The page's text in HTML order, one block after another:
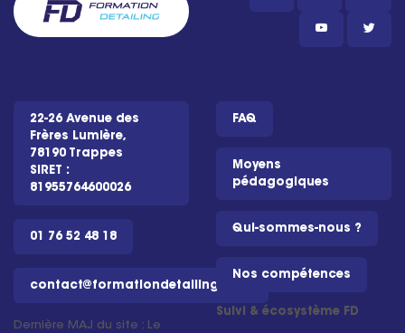
22-26 Avenue des
Frères Lumière,
78190 Trappes
SIRET :
81955764600026
01 76 52 48 18
contact@formationdetailing.com
Dernière MAJ du site : Le
FAQ
Moyens
pédagogiques
Qui-sommes-nous ?
Nos compétences
Suivi & écosystème FD